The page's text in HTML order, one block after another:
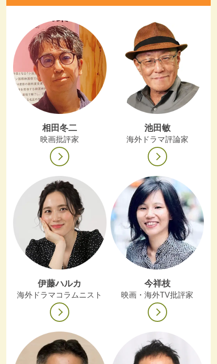
相田冬二
映画批評家
池田敏
海外ドラマ評論家
伊藤ハルカ
海外ドラマコラムニスト
今祥枝
映画・海外TV批評家